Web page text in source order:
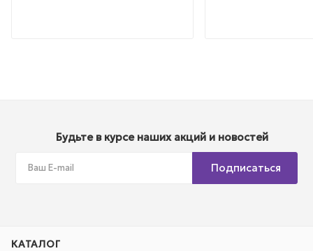
Будьте в курсе наших акций и новостей
Подписаться
КАТАЛОГ